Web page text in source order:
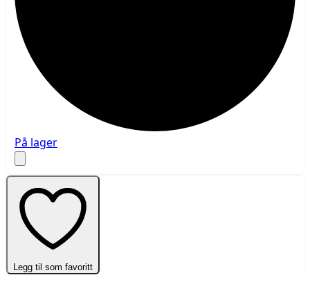
På lager
Legg til som favoritt